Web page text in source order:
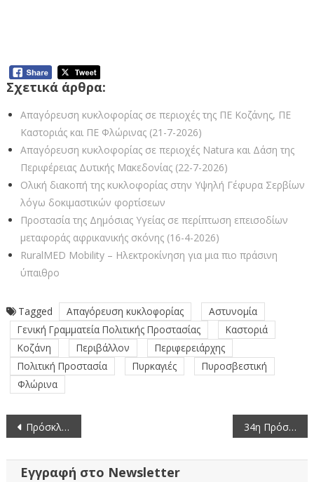
Σχετικά άρθρα:
Απαγόρευση κυκλοφορίας σε περιοχές της ΠΕ Κοζάνης, ΠΕ
Καστοριάς και ΠΕ Φλώρινας (21-7-2026)
Απαγόρευση κυκλοφορίας σε περιοχές Natura και Δάση της
Περιφέρειας Δυτικής Μακεδονίας (22-7-2026)
Ολική διακοπή της κυκλοφορίας στην Υψηλή Γέφυρα Σερβίων
λόγω δοκιμαστικών φορτίσεων
Προστασία της Δημόσιας Υγείας σε περίπτωση επεισοδίων
μεταφοράς αφρικανικής σκόνης (16-4-2026)
RuralMED Mobility – Ηλεκτροκίνηση για μια πιο πράσινη
ύπαιθρο
Tagged Απαγόρευση κυκλοφορίας
Αστυνομία
Γενική Γραμματεία Πολιτικής Προστασίας
Καστοριά
Κοζάνη
Περιβάλλον
Περιφερειάρχης
Πολιτική Προστασία
Πυρκαγιές
Πυροσβεστική
Φλώρινα
Πλοήγηση
άρθρων
Πρόσκληση σε Συνεδρίαση (Εξ αναβολής) του Περιφερειακού Συμβουλίου Δυτικής Μακεδονίας (29-7-2025) 34η Πρόσκληση σε συνεδρίαση της Περιφερειακής Επιτροπής της Περιφέρειας Δυτικής Μακεδονίας με μεικτό τρόπο (Ορθή Επανάληψη)
Εγγραφή στο Newsletter